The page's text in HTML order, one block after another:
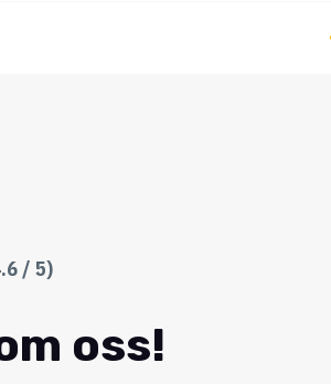
/ 5)
oss!